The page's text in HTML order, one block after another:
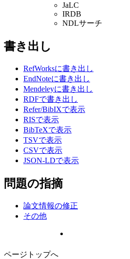
JaLC
IRDB
NDLサーチ
書き出し
RefWorksに書き出し
EndNoteに書き出し
Mendeleyに書き出し
RDFで書き出し
Refer/BibIXで表示
RISで表示
BibTeXで表示
TSVで表示
CSVで表示
JSON-LDで表示
問題の指摘
論文情報の修正
その他
ページトップへ